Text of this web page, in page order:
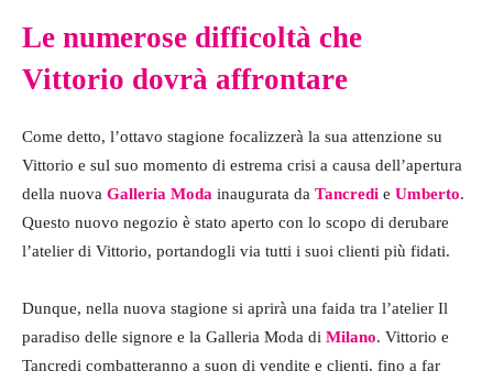
Le numerose difficoltà che
Vittorio dovrà affrontare
Come detto, l’ottavo stagione focalizzerà la sua attenzione su
Vittorio e sul suo momento di estrema crisi a causa dell’apertura
della nuova Galleria Moda inaugurata da Tancredi e Umberto.
Questo nuovo negozio è stato aperto con lo scopo di derubare
l’atelier di Vittorio, portandogli via tutti i suoi clienti più fidati.
Dunque, nella nuova stagione si aprirà una faida tra l’atelier Il
paradiso delle signore e la Galleria Moda di Milano. Vittorio e
Tancredi combatteranno a suon di vendite e clienti, fino a far